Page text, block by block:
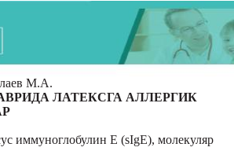
М.А.
ЛАТЕКСГА АЛЛЕРГИК
иммуноглобулин Е (sIgE), молекуляр